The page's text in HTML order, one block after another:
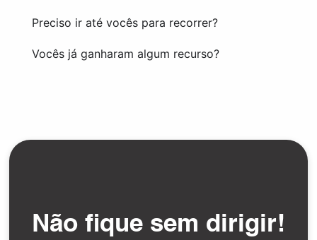
Preciso ir até vocês para recorrer?
Vocês já ganharam algum recurso?
Não fique sem dirigir!